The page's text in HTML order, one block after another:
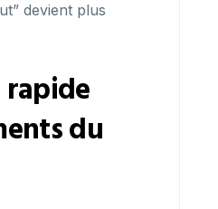
devient plus
rapide
du